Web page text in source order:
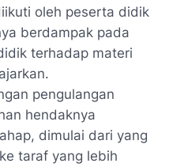
oleh peserta didik
berdampak pada
terhadap materi
pengulangan
hendaknya
dimulai dari yang
taraf yang lebih